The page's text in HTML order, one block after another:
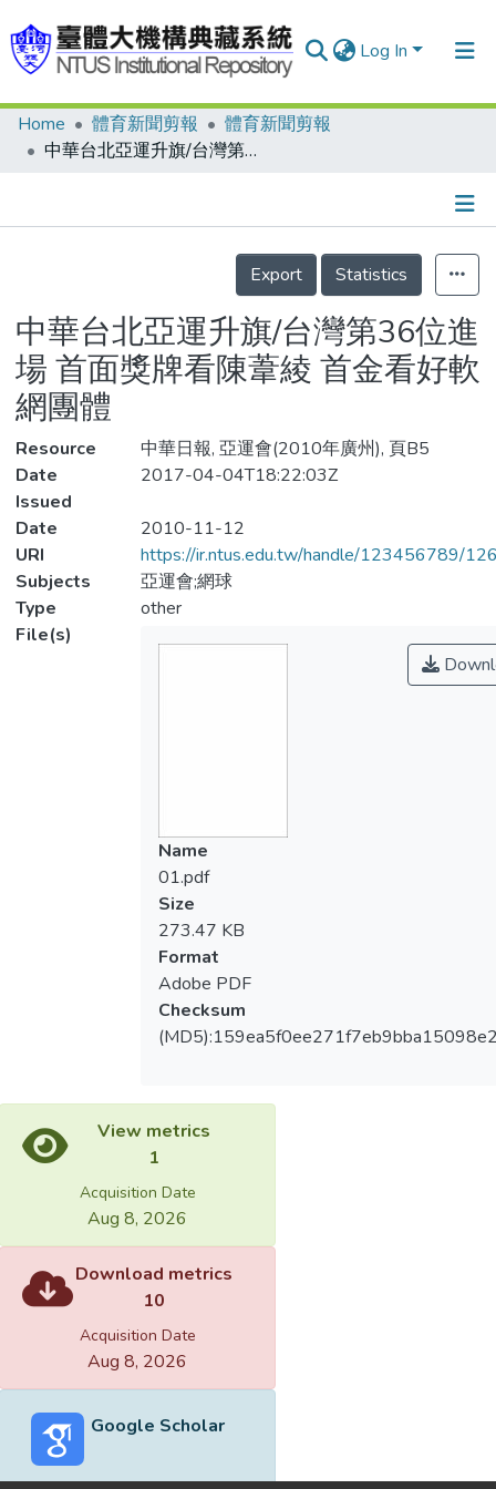
Log In
Communities & Collections
Statistics
Home 體育新聞剪報
體育新聞剪報
中華台北亞運升旗/台灣第36位進場 首面獎牌看陳葦綾 首金看好軟網團體
Details
Export
Statistics
中華台北亞運升旗/台灣第36位進
場 首面獎牌看陳葦綾 首金看好軟
網團體
Resource
中華日報, 亞運會(2010年廣州), 頁B5
Date
Issued
2017-04-04T18:22:03Z
Date
2010-11-12
URI
https://ir.ntus.edu.tw/handle/123456789/
Subjects
亞運會;網球
Type
other
File(s)
Name
01.pdf
Size
273.47 KB
Format
Adobe PDF
Checksum
View metrics
1
Acquisition Date
Aug 8, 2026
Download metrics
10
Acquisition Date
Aug 8, 2026
Google Scholar